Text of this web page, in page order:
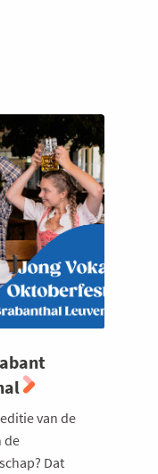
van de
de
Dat